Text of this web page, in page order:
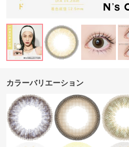
カラーバリエーション